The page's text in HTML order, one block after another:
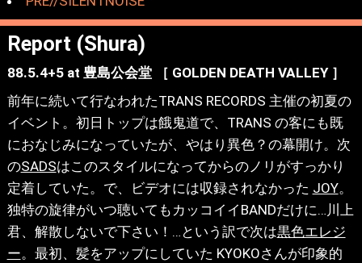
Report (Shura)
88.5.4+5 at 豊島公会堂 ［ GOLDEN DEATH VALLEY ］
前年に続いて行なわれたTRANS RECORDS 主催の初夏の
イベント。初日トップは餓鬼道で、TRANS の客にも既
におなじみになっていたが、やはり異色？の幕開け。次
のSADSはこのスタイルになってからのノリがすっかり
定着していた。で、ビデオには収録されなかった JOY。
独特の旋律がいつ聴いてもカッコイイBANDだけに…川上
君、解散しないで下さい！…という訳で次は黒色エレジ
ー。最初、髪をアップにしていた KYOKOさんが印象的